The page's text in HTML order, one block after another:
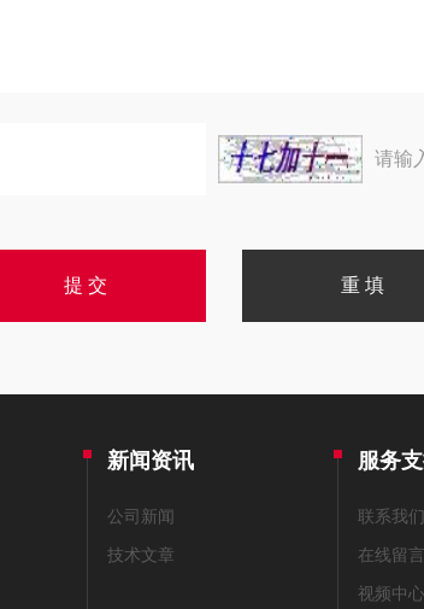
请输
新闻资讯
公司新闻
技术文章
服务
联系我们
在线留言
视频中心